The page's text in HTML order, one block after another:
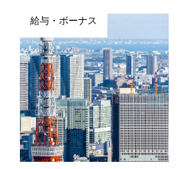
給与・ボーナス